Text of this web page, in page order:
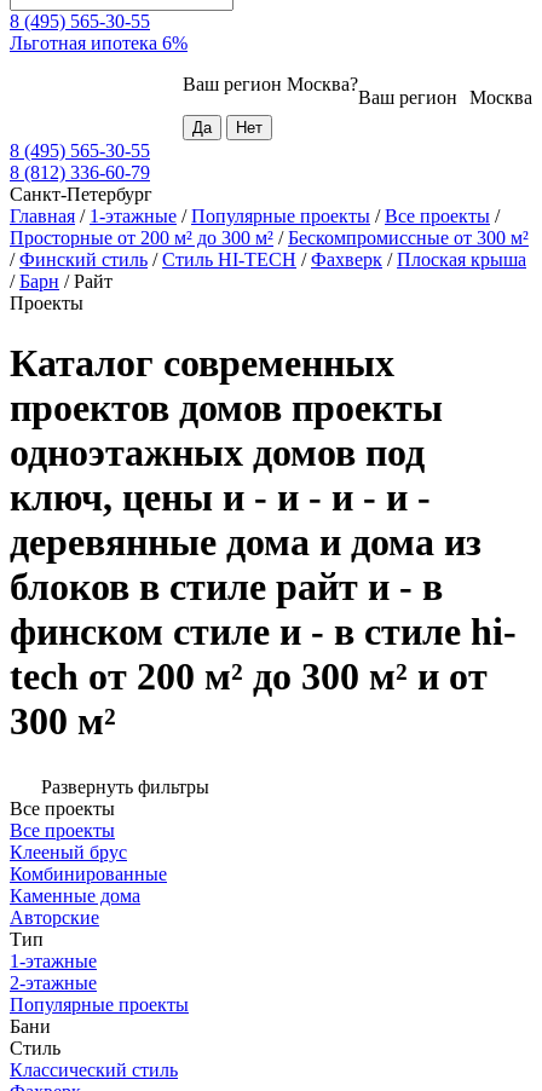
8 (495) 565-30-55
Льготная ипотека 6%
Москва
Ваш регион
Ваш регион Москва?
8 (495) 565-30-55
8 (812) 336-60-79
Санкт-Петербург
Главная / 1-этажные /Популярные проекты /Все проекты /
Просторные от 200 м² до 300 м² /Бескомпромиссные от 300 м²
/Финский стиль /Стиль HI-TECH /Фахверк /Плоская крыша
/Барн /Райт
Проекты
Каталог современных
проектов домов проекты
одноэтажных домов под
ключ, цены и - и - и - и -
деревянные дома и дома из
блоков в стиле райт и - в
финском стиле и - в стиле hi-
tech от 200 м² до 300 м² и от
300 м²
Развернуть фильтры
Все проекты
Все проекты
Клееный брус
Комбинированные
Каменные дома
Авторские
Тип
1-этажные
2-этажные
Популярные проекты
Бани
Стиль
Классический стиль